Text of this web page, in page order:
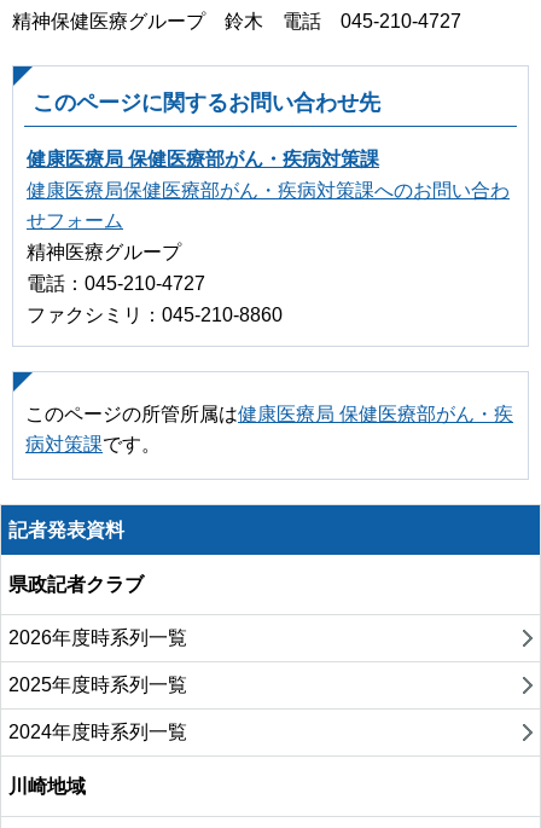
精神保健医療グループ 鈴木 電話 045-210-4727
このページに関するお問い合わせ先
健康医療局 保健医療部がん・疾病対策課
健康医療局保健医療部がん・疾病対策課へのお問い合わ
せフォーム
精神医療グループ
電話：045-210-4727
ファクシミリ：045-210-8860
このページの所管所属は健康医療局 保健医療部がん・疾
病対策課です。
記者発表資料
県政記者クラブ
2026年度時系列一覧
2025年度時系列一覧
2024年度時系列一覧
川崎地域